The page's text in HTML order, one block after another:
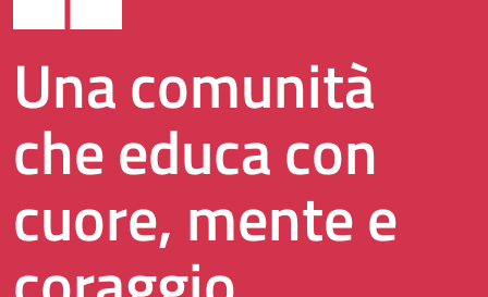
Una comunità
che educa con
cuore, mente e